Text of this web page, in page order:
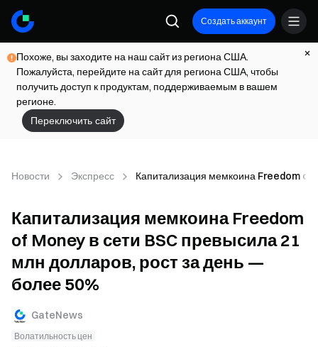
Создать аккаунт
Похоже, вы заходите на наш сайт из региона США.
Пожалуйста, перейдите на сайт для региона США, чтобы
получить доступ к продуктам, поддерживаемым в вашем
регионе.
Переключить сайт
Новости Экспресс Капитализация мемкоина Freedom of
Капитализация мемкоина Freedom
of Money в сети BSC превысила 21
млн долларов, рост за день —
более 50%
GateNews
Волатильность цен